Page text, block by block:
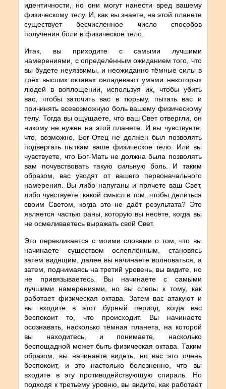
идентичности, но они могут нанести вред вашему
физическому телу. И, как вы знаете, на этой планете
существует бесчисленное число способов
получения боли в физическое тело.
Итак, вы приходите с самыми лучшими
намерениями, с определённым ожиданием того, что
вы будете неуязвимы, и неожиданно тёмные силы в
трёх высших октавах овладевают умами некоторых
людей в воплощении, используя их, чтобы убить
вас, чтобы заточить вас в тюрьму, пытать вас и
причинять всевозможную боль вашему физическому
телу. Тогда вы ощущаете, что ваш Свет отвергли, он
никому не нужен на этой планете. И вы чувствуете,
что, возможно, Бог-Отец не должен был позволять
подвергать пыткам ваше физическое тело. Или вы
чувствуете, что Бог-Мать не должна была позволять
вам почувствовать такую сильную боль. И таким
образом, вас уводят от вашего первоначального
намерения. Вы либо напуганы и прячете ваш Свет,
либо чувствуете: какой смысл в том, чтобы делиться
своим Светом, когда это не даёт результата? Это
является частью раны, которую вы несёте, когда вы
не осмеливаетесь выражать свой Свет.
Это перекликается с моими словами о том, что вы
начинаете существом ослеплённым, становясь
затем видящим, далее вы начинаете волноваться, а
затем, поднимаясь на третий уровень, вы видите, но
не привязываетесь. Вы начинаете с самыми
лучшими намерениями, но вы слепы к тому, как
работает физическая октава. Затем вас атакуют и
вы входите в этот бурный период, когда вас
беспокоит то, что происходит. Вы начинаете
осознавать, насколько тёмная планета, на которой
вы находитесь, и понимаете, насколько
беспощадной может быть физическая октава. Таким
образом, вы начинаете видеть, но вас это очень
беспокоит, и это настолько болезненно, что вы
входите в эту противодействующую спираль. Но
подходя к третьему уровню, вы видите, как работает